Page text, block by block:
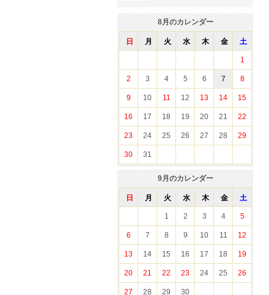
8月のカレンダー
日 月 火 水 木 金 土
1
2 3 4 5 6 7 8
9 10 11 12 13 14 15
16 17 18 19 20 21 22
23 24 25 26 27 28 29
30 31
9月のカレンダー
日 月 火 水 木 金 土
1 2 3 4 5
6 7 8 9 10 11 12
13 14 15 16 17 18 19
20 21 22 23 24 25 26
27 28 29 30